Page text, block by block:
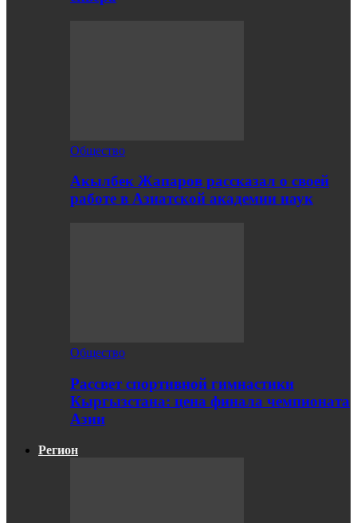
Общество
Акылбек Жапаров рассказал о своей
работе в Азиатской академии наук
Общество
Рассвет спортивной гимнастики
Кыргызстана: цена финала чемпионата
Азии
Регион